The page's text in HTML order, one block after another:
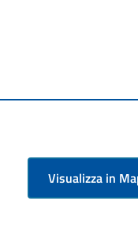
Visualizza in